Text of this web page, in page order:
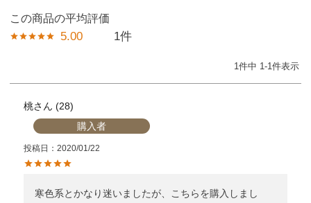
5.00 1
1 件中 1 -1 件表示
桃
28
購入者
投稿日 2020/01/22
寒色系とかなり迷いましたが、こちらを購入しまし